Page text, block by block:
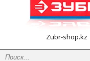
Zubr-shop.kz